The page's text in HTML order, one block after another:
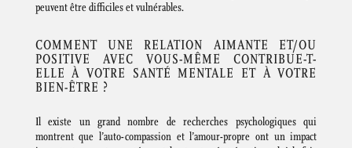
peuvent être difficiles et vulnérables.
COMMENT UNE RELATION AIMANTE ET/OU
POSITIVE AVEC VOUS-MÊME CONTRIBUE-T-
ELLE À VOTRE SANTÉ MENTALE ET À VOTRE
BIEN-ÊTRE ?
Il existe un grand nombre de recherches psychologiques qui
montrent que l’auto-compassion et l’amour-propre ont un impact